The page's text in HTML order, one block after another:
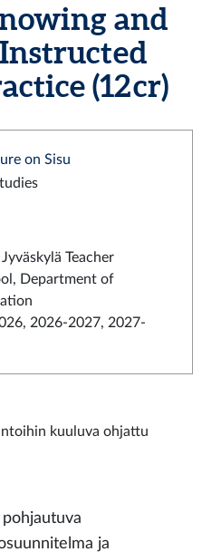
and
(12 cr)
on Sisu
Teacher
Department of
2026-2027, 2027-
kuuluva ohjattu
ja